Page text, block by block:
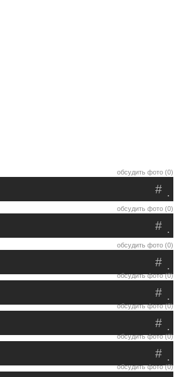
обсудить фото (0)
.
#
обсудить фото (0)
.
#
обсудить фото (0)
.
#
обсудить фото (0)
.
#
обсудить фото (0)
.
#
обсудить фото (0)
.
#
обсудить фото (0)